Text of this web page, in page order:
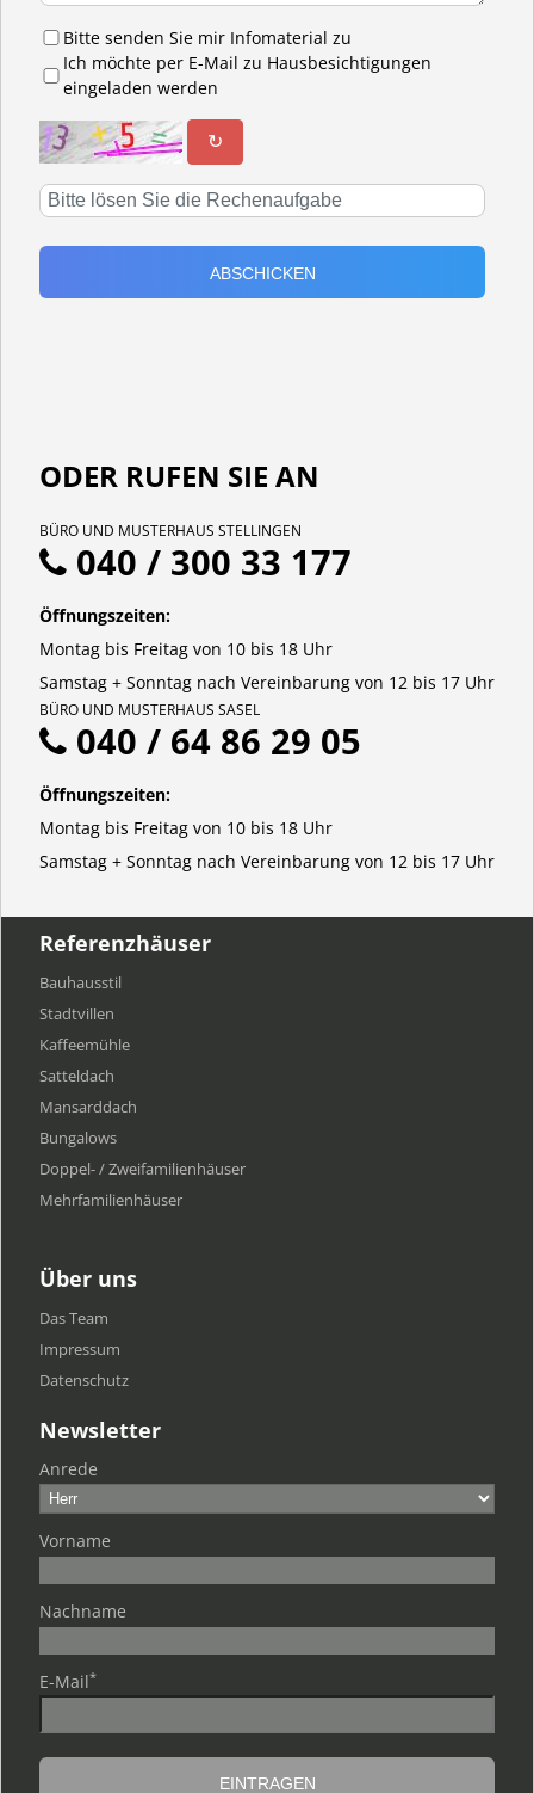
Bitte senden Sie mir Infomaterial zu
Ich möchte per E-Mail zu Hausbesichtigungen
eingeladen werden
↻
ODER RUFEN SIE AN
BÜRO UND MUSTERHAUS STELLINGEN
040 / 300 33 177
Öffnungszeiten:
Montag bis Freitag von 10 bis 18 Uhr
Samstag + Sonntag nach Vereinbarung von 12 bis 17 Uhr
BÜRO UND MUSTERHAUS SASEL
040 / 64 86 29 05
Öffnungszeiten:
Montag bis Freitag von 10 bis 18 Uhr
Samstag + Sonntag nach Vereinbarung von 12 bis 17 Uhr
Referenzhäuser
Bauhausstil
Stadtvillen
Kaffeemühle
Satteldach
Mansarddach
Bungalows
Doppel- / Zweifamilienhäuser
Mehrfamilien​häuser
Über uns
Das Team
Impressum
Datenschutz
Newsletter
Anrede
Vorname
Nachname
E-Mail*